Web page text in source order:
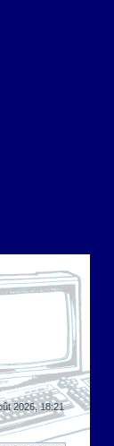
2026, 18:21